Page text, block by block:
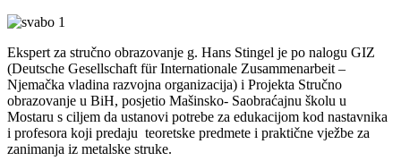
Ekspert za stručno obrazovanje g. Hans Stingel je po nalogu GIZ
(Deutsche Gesellschaft für Internationale Zusammenarbeit –
Njemačka vladina razvojna organizacija) i Projekta Stručno
obrazovanje u BiH, posjetio Mašinsko- Saobraćajnu školu u
Mostaru s ciljem da ustanovi potrebe za edukacijom kod nastavnika
i profesora koji predaju teoretske predmete i praktične vježbe za
zanimanja iz metalske struke.